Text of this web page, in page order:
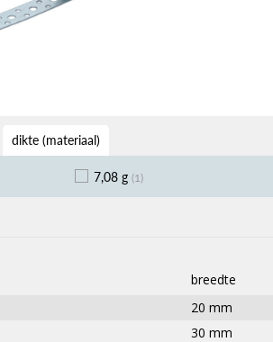
dikte (materiaal)
7,08 g (1)
breedte
20 mm
30 mm